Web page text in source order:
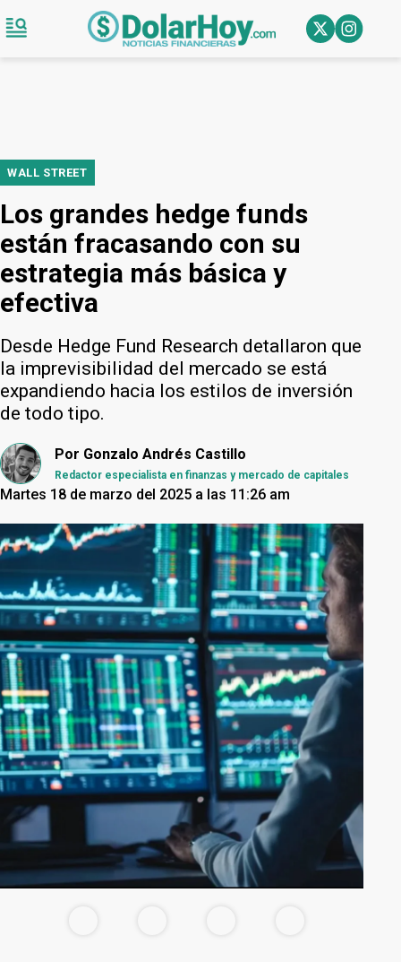
WALL STREET
Los grandes hedge funds
están fracasando con su
estrategia más básica y
efectiva
Desde Hedge Fund Research detallaron que
la imprevisibilidad del mercado se está
expandiendo hacia los estilos de inversión
de todo tipo.
Por Gonzalo Andrés Castillo
Redactor especialista en finanzas y mercado de capitales
Martes 18 de marzo del 2025 a las 11:26 am